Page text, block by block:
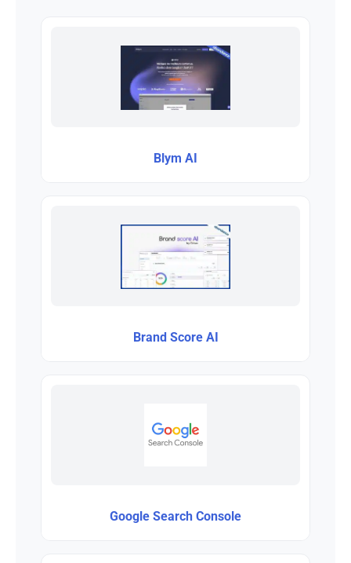
Blym AI
Brand Score AI
Google Search Console